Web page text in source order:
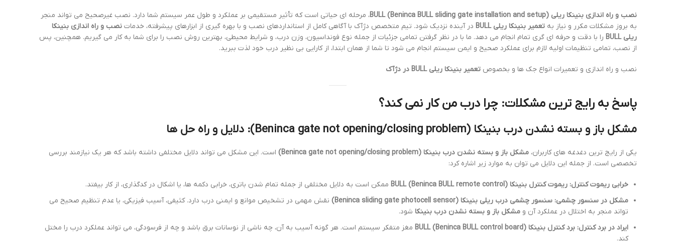
نصب و راه اندازی بنینکا ریلی BULL (Beninca BULL sliding gate installation and setup)
، مرحله ای حیاتی است که تأثیر مستقیمی بر عملکرد و طول عمر سیستم شما دارد. نصب غیرصحیح می تواند منجر
به بروز مشکلات مکرر و نیاز به تعمیر بنینکا ریلی BULL در آینده نزدیک شود. تیم متخصص دژآک با آگاهی کامل از استانداردهای نصب و با بهره گیری از ابزارهای پیشرفته، خدمات نصب و راه اندازی بنینکا
ریلی BULL
را با دقت و حرفه ای گری تمام انجام می دهد. ما با در نظر گرفتن تمامی جزئیات از جمله نوع فونداسیون، وزن درب، و شرایط محیطی، بهترین روش نصب را برای شما به کار می گیریم. همچنین، پس
از نصب، تمامی تنظیمات اولیه لازم برای عملکرد صحیح و ایمن سیستم انجام می شود تا شما از همان ابتدا، از کارایی بی نظیر درب خود لذت ببرید.
نصب و راه اندازی و تعمیرات انواع جک ها و بخصوص تعمیر بنینکا ریلی BULL در دژآک
پاسخ به رایج ترین مشکلات: چرا درب من کار نمی کند؟
مشکل باز و بسته نشدن درب بنینکا (Beninca gate not opening/closing problem): دلایل و راه حل ها
یکی از رایج ترین دغدغه های کاربران، مشکل باز و بسته نشدن درب بنینکا (Beninca gate not opening/closing problem)
است. این مشکل می تواند دلایل مختلفی داشته باشد که هر یک نیازمند بررسی
تخصصی است. از جمله این دلایل می توان به موارد زیر اشاره کرد:
خرابی ریموت کنترل: ریموت کنترل بنینکا BULL (Beninca BULL remote control)
ممکن است به دلایل مختلفی از جمله تمام شدن باتری، خرابی دکمه ها، یا اشکال در کدگذاری، از کار بیفتد.
مشکل در سنسور چشمی: سنسور چشمی درب ریلی بنینکا (Beninca sliding gate photocell sensor)
نقش مهمی در تشخیص موانع و ایمنی درب دارد. کثیفی، آسیب فیزیکی، یا عدم تنظیم صحیح می
تواند منجر به اختلال در عملکرد آن و مشکل باز و بسته نشدن درب بنینکا شود.
ایراد در برد کنترل: برد کنترل بنینکا BULL (Beninca BULL control board)
مغز متفکر سیستم است. هر گونه آسیب به آن، چه ناشی از نوسانات برق باشد و چه از فرسودگی، می تواند عملکرد درب را مختل
کند.